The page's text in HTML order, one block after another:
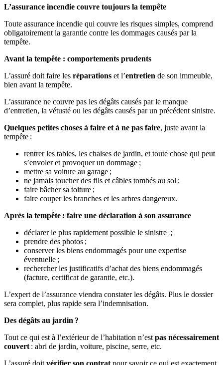
L’assurance incendie couvre toujours la tempête
Toute assurance incendie qui couvre les risques simples, comprend
obligatoirement la garantie contre les dommages causés par la
tempête.
Avant la tempête : comportements prudents
L’assuré doit faire les réparations et l’entretien de son immeuble,
bien avant la tempête.
L’assurance ne couvre pas les dégâts causés par le manque
d’entretien, la vétusté ou les dégâts causés par un précédent sinistre.
Quelques petites choses à faire et à ne pas faire, juste avant la
tempête :
rentrer les tables, les chaises de jardin, et toute chose qui peut
s’envoler et provoquer un dommage ;
mettre sa voiture au garage ;
ne jamais toucher des fils et câbles tombés au sol ;
faire bâcher sa toiture ;
faire couper les branches et les arbres dangereux.
Après la tempête : faire une déclaration à son assurance
déclarer le plus rapidement possible le sinistre ;
prendre des photos ;
conserver les biens endommagés pour une expertise
éventuelle ;
rechercher les justificatifs d’achat des biens endommagés
(facture, certificat de garantie, etc.).
L’expert de l’assurance viendra constater les dégâts. Plus le dossier
sera complet, plus rapide sera l’indemnisation.
Des dégâts au jardin ?
Tout ce qui est à l’extérieur de l’habitation n’est pas nécessairement
couvert : abri de jardin, voiture, piscine, serre, etc.
L’assuré doit vérifier son contrat pour savoir ce qui est exactement